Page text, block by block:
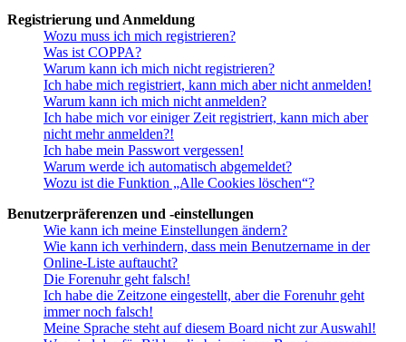
Registrierung und Anmeldung
Wozu muss ich mich registrieren?
Was ist COPPA?
Warum kann ich mich nicht registrieren?
Ich habe mich registriert, kann mich aber nicht anmelden!
Warum kann ich mich nicht anmelden?
Ich habe mich vor einiger Zeit registriert, kann mich aber
nicht mehr anmelden?!
Ich habe mein Passwort vergessen!
Warum werde ich automatisch abgemeldet?
Wozu ist die Funktion „Alle Cookies löschen“?
Benutzerpräferenzen und -einstellungen
Wie kann ich meine Einstellungen ändern?
Wie kann ich verhindern, dass mein Benutzername in der
Online-Liste auftaucht?
Die Forenuhr geht falsch!
Ich habe die Zeitzone eingestellt, aber die Forenuhr geht
immer noch falsch!
Meine Sprache steht auf diesem Board nicht zur Auswahl!